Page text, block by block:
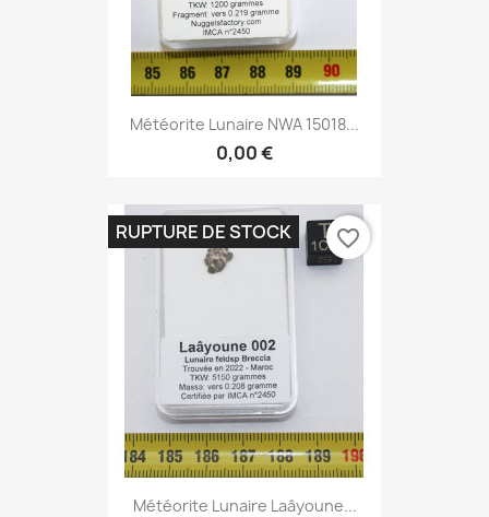
Météorite Lunaire NWA 15018...
0,00 €
Météorite Lunaire Laâyoune...
RUPTURE DE STOCK favorite_border